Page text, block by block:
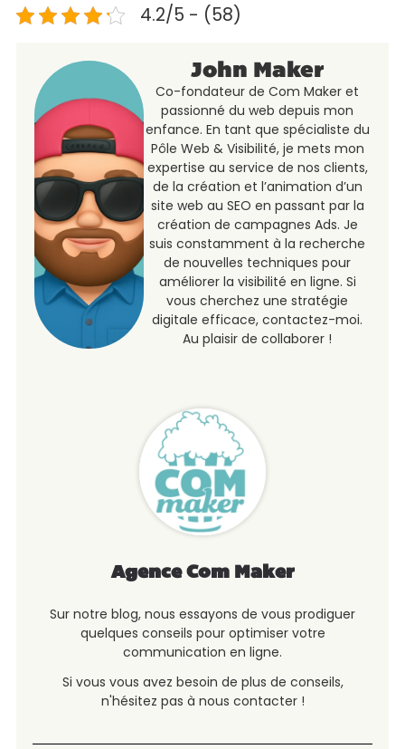
4.2/5 - (58)
John Maker
Co-fondateur de Com Maker et
passionné du web depuis mon
enfance. En tant que spécialiste du
Pôle Web & Visibilité, je mets mon
expertise au service de nos clients,
de la création et l’animation d’un
site web au SEO en passant par la
création de campagnes Ads. Je
suis constamment à la recherche
de nouvelles techniques pour
améliorer la visibilité en ligne. Si
vous cherchez une stratégie
digitale efficace, contactez-moi.
Au plaisir de collaborer !
Agence Com Maker
Sur notre blog, nous essayons de vous prodiguer
quelques conseils pour optimiser votre
communication en ligne.
Si vous vous avez besoin de plus de conseils,
n'hésitez pas à nous contacter !